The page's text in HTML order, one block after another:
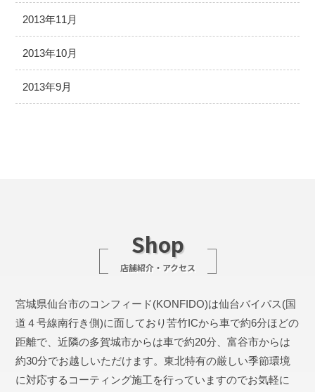
2013年11月
2013年10月
2013年9月
Shop
店舗紹介・アクセス
宮城県仙台市のコンフィード(KONFIDO)は仙台バイパス(国
道４号線南行き側)に面しており苦竹ICから車で約6分ほどの
距離で、近隣の多賀城市からは車で約20分、富谷市からは
約30分でお越しいただけます。東北特有の厳しい季節環境
に対応するコーティング施工を行っていますのでお気軽に